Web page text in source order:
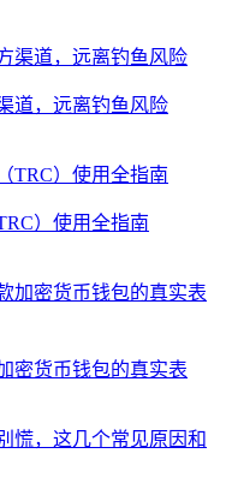
道，远离钓鱼风险
）使用全指南
密货币钱包的真实表